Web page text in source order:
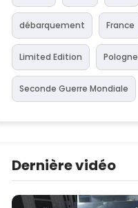
débarquement France
Limited Edition Pologne
Seconde Guerre Mondiale
Dernière vidéo